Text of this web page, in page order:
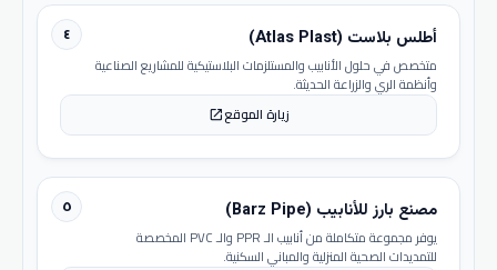
٤ أطلس بلاست (Atlas Plast)
متخصص في حلول الأنابيب والمستلزمات البلاستيكية للمشاريع الصناعية
وأنظمة الري والزراعة الحديثة.
زيارة الموقعopen_in_new
٥ مصنع بارز للأنابيب (Barz Pipe)
يوفر مجموعة متكاملة من أنابيب الـ PPR والـ PVC المخصصة
للتمديدات الصحية المنزلية والمباني السكنية.